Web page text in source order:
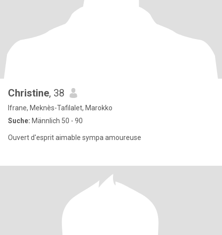
Christine, 38
Ifrane, Meknès-Tafilalet, Marokko
Suche: Männlich 50 - 90
Ouvert d'esprit aimable sympa amoureuse